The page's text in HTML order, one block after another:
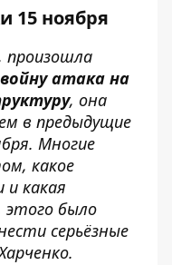
15 ноября
произошла
атака на
, она
в предыдущие
Многие
какое
и какая
этого было
серьёзные